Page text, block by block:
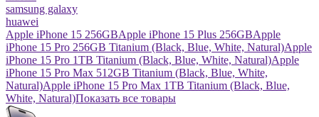
samsung galaxy
huawei
Apple iPhone 15 256GBApple iPhone 15 Plus 256GBApple
iPhone 15 Pro 256GB Titanium (Black, Blue, White, Natural)Apple
iPhone 15 Pro 1TB Titanium (Black, Blue, White, Natural)Apple
iPhone 15 Pro Max 512GB Titanium (Black, Blue, White,
Natural)Apple iPhone 15 Pro Max 1TB Titanium (Black, Blue,
White, Natural)Показать все товары